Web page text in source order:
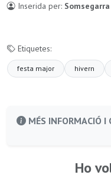
Inserida per: Somsegarra
Etiquetes:
festa major hivern
MÉS INFORMACIÓ I
Ho